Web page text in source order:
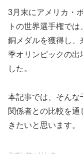
3月末にアメリカ・
トの世界選手権で
銅メダルを獲得し、
季オリンピックの出
した。
本記事では、そんな
関係者との比較を
きたいと思います。